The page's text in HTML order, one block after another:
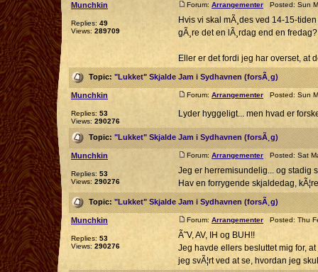
Munchkin
Replies: 49
Views: 289709
Forum: Arrangementer Posted: Sun
Hvis vi skal mÃ¸des ved 14-15-
gÃ¸re det en lÃ¸rdag end en fredag?
Eller er det fordi jeg har overset, at
Topic:"Lukket" Skjalde Jam i Sydhavnen (forsÃ¸g)
Munchkin
Replies: 53
Views: 290276
Forum: Arrangementer Posted: Sun
Lyder hyggeligt... men hvad er
Topic:"Lukket" Skjalde Jam i Sydhavnen (forsÃ¸g)
Munchkin
Replies: 53
Views: 290276
Forum: Arrangementer Posted: Sat
Jeg er herremisundelig... og stadig
Hav en forrygende skjaldedag,
Topic:"Lukket" Skjalde Jam i Sydhavnen (forsÃ¸g)
Munchkin
Replies: 53
Views: 290276
Forum: Arrangementer Posted: Thu
Ã˜V, AV, IH og BUH!!
Jeg havde ellers besluttet mig for,
jeg svÃ¦rt ved at se, hvordan jeg